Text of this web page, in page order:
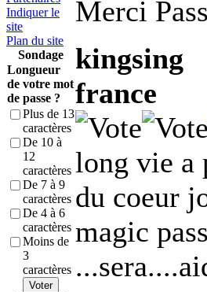
Indiquer le
site
Plan du site
Sondage
Longueur
de votre mot
de passe ?
Plus de 13
caractères
De 10 à
12
caractères
De 7 à 9
caractères
De 4 à 6
caractères
Moins de
3
caractères
Voter
Merci
kingsing
france
long vie a
du coeur
magic